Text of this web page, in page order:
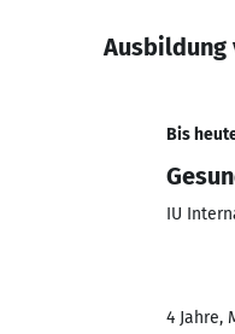
Ausbildung
Bis
IU
4 Jahre,